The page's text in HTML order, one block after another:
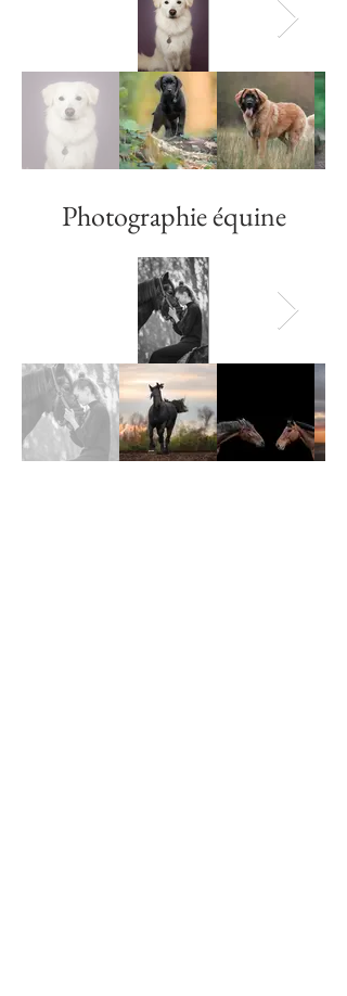
Photographie équine